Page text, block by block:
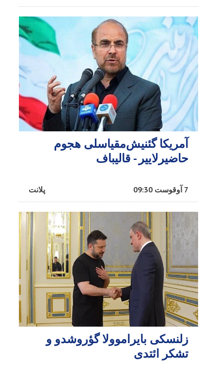
آمریکا گئنیش‌مقیاسلی هجوم
حاضیرلاییر - قالیباف
پلانت 7 آوقوست 09:30
زلنسکی بایراموولا گؤروشدو و
تشکر ائتدی